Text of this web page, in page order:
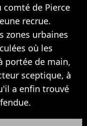
de Pierce
recrue.
zones urbaines
où les
portée de main,
sceptique, à
a enfin trouvé